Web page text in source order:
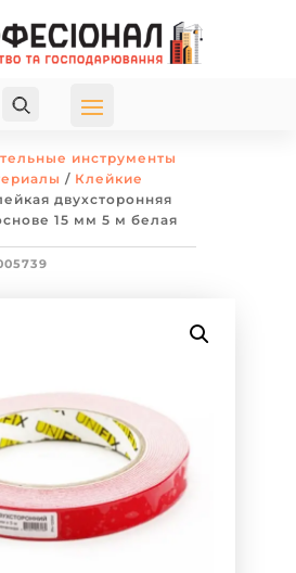
инструменты
/ Клейкие
двухсторонняя
15 мм 5 м белая